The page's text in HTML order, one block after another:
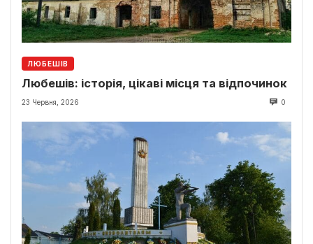
ЛЮБЕШІВ
Любешів: історія, цікаві місця та відпочинок
23 Червня, 2026 0